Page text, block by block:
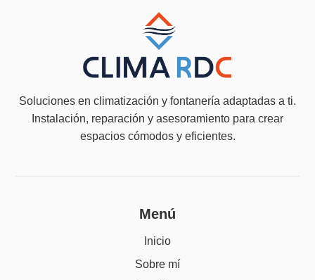
Soluciones en climatización y fontanería adaptadas a ti.
Instalación, reparación y asesoramiento para crear
espacios cómodos y eficientes.
Menú
Inicio
Sobre mí